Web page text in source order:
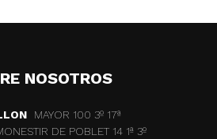
NOSOTROS
MAYOR 100 3º 17ª
DE POBLET 14 1ª 3º